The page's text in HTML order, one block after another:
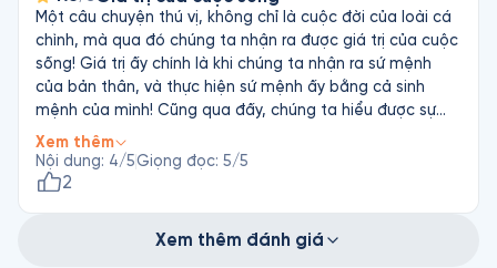
Một câu chuyện thú vị, không chỉ là cuộc đời của loài cá
chình, mà qua đó chúng ta nhận ra được giá trị của cuộc
sống! Giá trị ấy chính là khi chúng ta nhận ra sứ mệnh
của bản thân, và thực hiện sứ mệnh ấy bằng cả sinh
mệnh của mình! Cũng qua đấy, chúng ta hiểu được sự
màu nhiệm của tự nhiên, không có gì là dư thừa, chỉ là
do sự hiểu biết của chúng ta còn giới hạn mà thôi, và sự
can thiệp không cần thiết vào tự nhiên đã và đang làm
cũng là thông điệp mà quyển sách này mang đến!
Xem thêm
Nội dung: 4/5Giọng đọc: 5/5
2
Xem thêm đánh giá